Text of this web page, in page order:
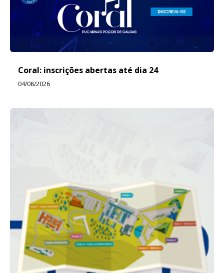
Coral: inscrições abertas até dia 24
04/08/2026